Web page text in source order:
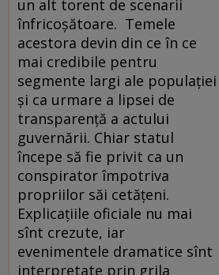
un alt torent de scenarii
înfricoşătoare. Temele
acestora devin din ce în ce
mai credibile pentru
segmente largi ale populaţiei
şi ca urmare a lipsei de
transparenţă a actului
guvernării. Chiar statul
începe să fie privit ca un
conspirator împotriva
propriilor săi cetăţeni.
Explicaţiile oficiale nu mai
sînt crezute, iar
evenimentele dramatice sînt
interpretate prin grila